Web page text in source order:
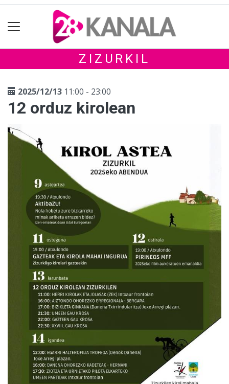
ZIZURKIL
2025/12/13 11:00 - 23:00
12 orduz kirolean